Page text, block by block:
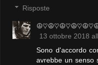
Risposte
13 ottobre 2018
Sono d'accordo
avrebbe un senso